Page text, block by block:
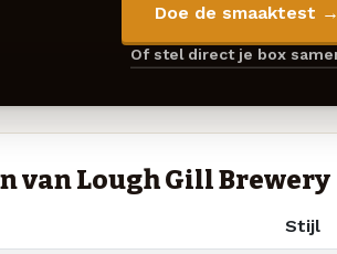
Doe de smaaktest →
Of stel direct je box
van Lough Gill Brewery
Stijl